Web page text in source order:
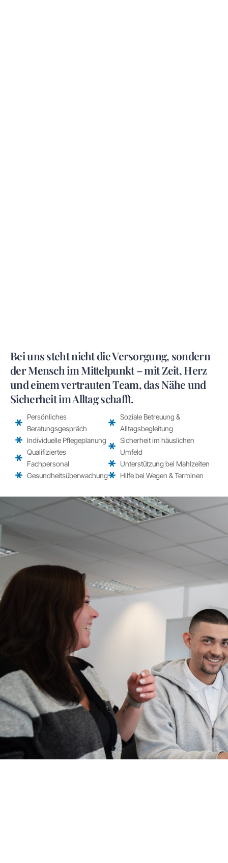
Bei uns steht nicht die Versorgung, sondern
der Mensch im Mittelpunkt – mit Zeit, Herz
und einem vertrauten Team, das Nähe und
Sicherheit im Alltag schafft.
Persönliches
Beratungsgespräch
Individuelle Pflegeplanung
Qualifiziertes
Fachpersonal
Gesundheitsüberwachung
Soziale Betreuung &
Alltagsbegleitung
Sicherheit im häuslichen
Umfeld
Unterstützung bei Mahlzeiten
Hilfe bei Wegen & Terminen